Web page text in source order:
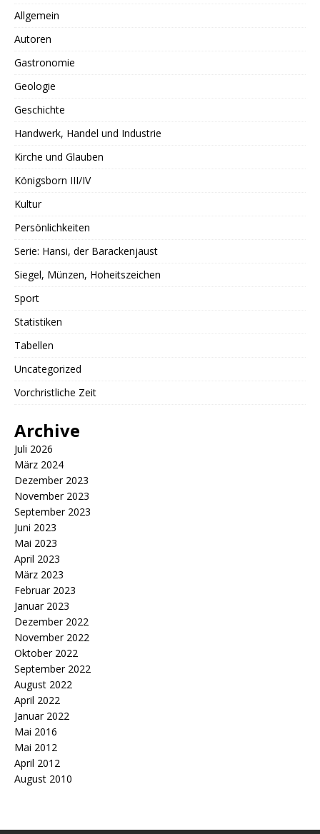
Allgemein
Autoren
Gastronomie
Geologie
Geschichte
Handwerk, Handel und Industrie
Kirche und Glauben
Königsborn III/IV
Kultur
Persönlichkeiten
Serie: Hansi, der Barackenjaust
Siegel, Münzen, Hoheitszeichen
Sport
Statistiken
Tabellen
Uncategorized
Vorchristliche Zeit
Archive
Juli 2026
März 2024
Dezember 2023
November 2023
September 2023
Juni 2023
Mai 2023
April 2023
März 2023
Februar 2023
Januar 2023
Dezember 2022
November 2022
Oktober 2022
September 2022
August 2022
April 2022
Januar 2022
Mai 2016
Mai 2012
April 2012
August 2010